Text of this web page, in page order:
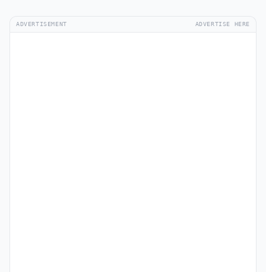
ADVERTISEMENT ADVERTISE HERE